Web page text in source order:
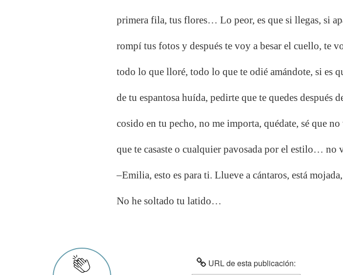
primera fila, tus flores… Lo peor, es que si llegas, si
rompí tus fotos y después te voy a besar el cuello, te
todo lo que lloré, todo lo que te odié amándote, si es
de tu espantosa huída, pedirte que te quedes después
cosido en tu pecho, no me importa, quédate, sé que
que te casaste o cualquier pavosada por el estilo… no
–Emilia, esto es para ti. Llueve a cántaros, está
No he soltado tu latido…
URL de esta publicación: